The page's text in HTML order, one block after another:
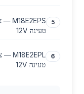
5
טעינה 12V
6
טעינה 12V